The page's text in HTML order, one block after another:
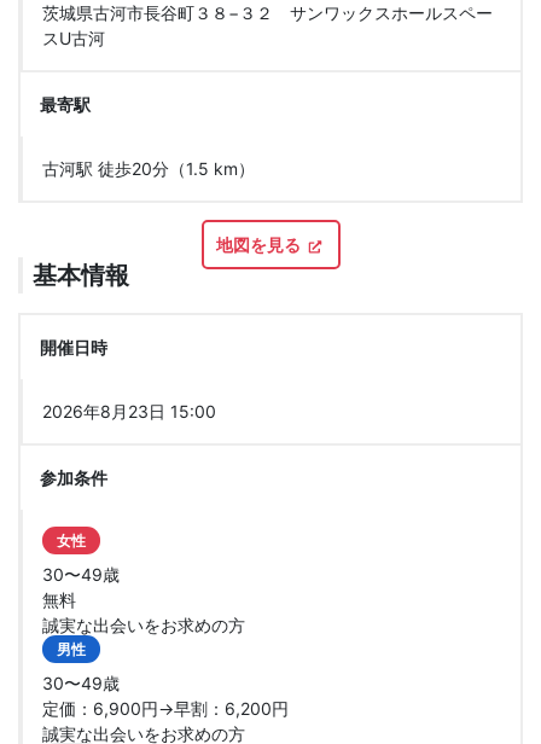
茨城県古河市長谷町３８−３２ サンワックスホールスペー
スU古河
最寄駅
古河駅 徒歩20分（1.5 km）
地図を見る
基本情報
開催日時
2026年8月23日 15:00
参加条件
女性
30〜49歳
無料
誠実な出会いをお求めの方
男性
30〜49歳
定価：6,900円→早割：6,200円
誠実な出会いをお求めの方